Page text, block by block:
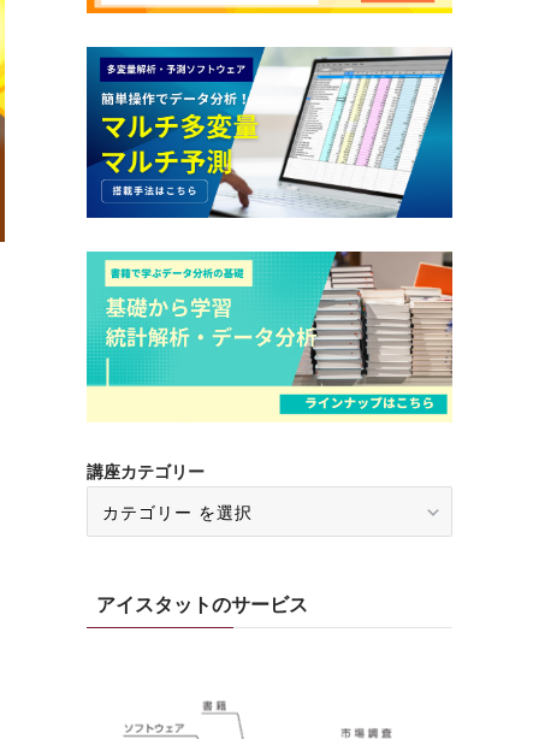
講座カテゴリー
アイスタットのサービス